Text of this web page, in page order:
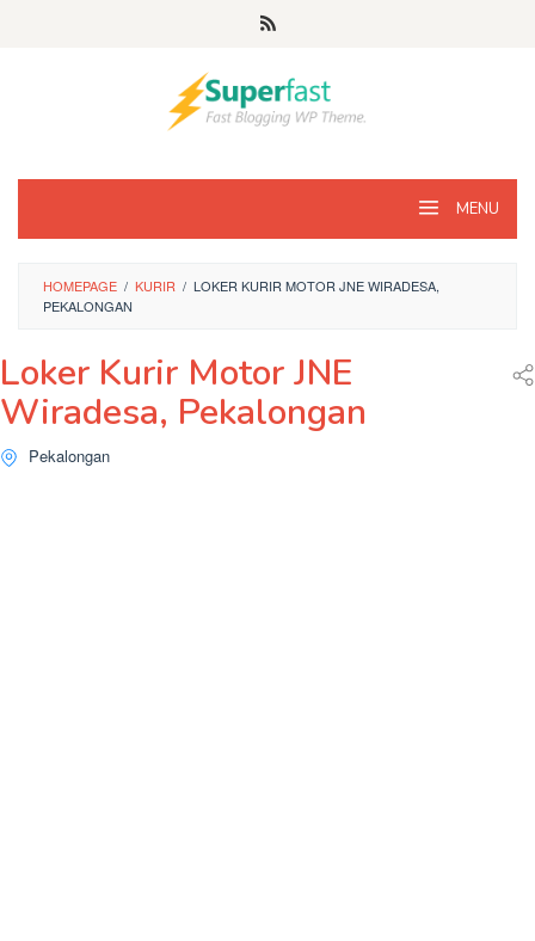
MENU
HOMEPAGE / KURIR / LOKER KURIR MOTOR JNE WIRADESA,
PEKALONGAN
Loker Kurir Motor JNE
Wiradesa, Pekalongan
Pekalongan